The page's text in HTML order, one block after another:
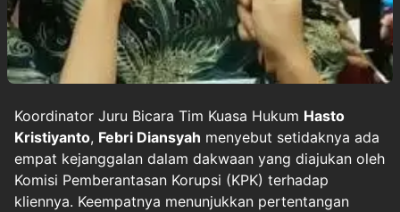
Koordinator Juru Bicara Tim Kuasa Hukum Hasto
Kristiyanto, Febri Diansyah menyebut setidaknya ada
empat kejanggalan dalam dakwaan yang diajukan oleh
Komisi Pemberantasan Korupsi (KPK) terhadap
kliennya. Keempatnya menunjukkan pertentangan